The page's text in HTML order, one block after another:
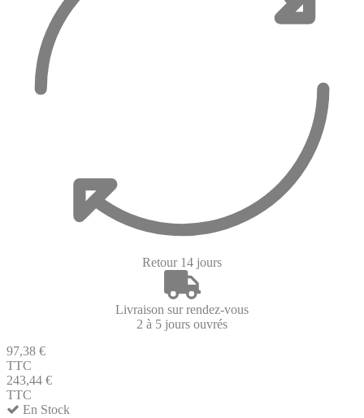
Retour 14 jours
Livraison sur rendez-vous
2 à 5 jours ouvrés
97,38 €
TTC
243,44 €
TTC
En Stock